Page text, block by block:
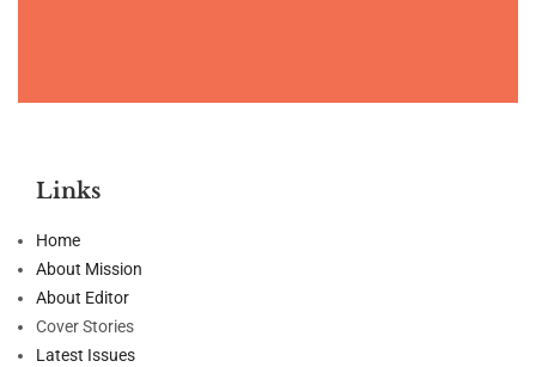
Links
Home
About Mission
About Editor
Cover Stories
Latest Issues